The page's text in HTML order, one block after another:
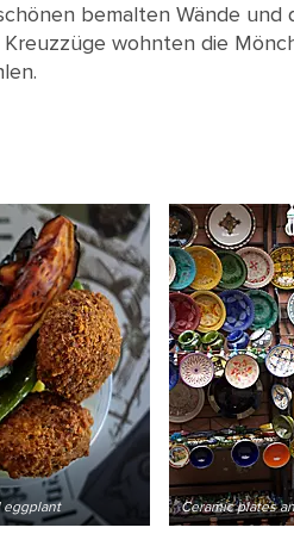
bemalten Wände und
wohnten die
eggplant Ceramic plates